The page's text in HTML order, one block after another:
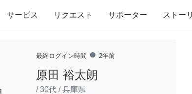
サービス リクエスト サポーター ストー
家事 引っ越し インテリア 趣味・習い事
最終ログイン時間 fiber_manual_record 2年前
原田 裕太朗
/30代 /兵庫県